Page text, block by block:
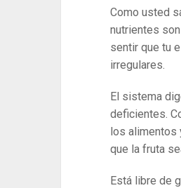
Como usted
nutrientes
sentir que tu
irregulares.
El sistema
deficientes.
los alimentos
que la fruta
Está libre de